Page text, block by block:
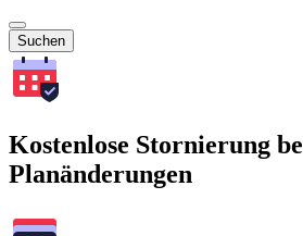
Suchen
Kostenlose Stornierung
Planänderungen